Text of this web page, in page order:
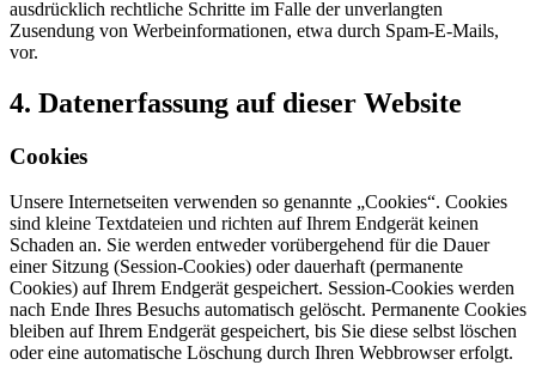
ausdrücklich rechtliche Schritte im Falle der unverlangten
Zusendung von Werbeinformationen, etwa durch Spam-E-Mails,
vor.
4. Datenerfassung auf dieser Website
Cookies
Unsere Internetseiten verwenden so genannte „Cookies“. Cookies
sind kleine Textdateien und richten auf Ihrem Endgerät keinen
Schaden an. Sie werden entweder vorübergehend für die Dauer
einer Sitzung (Session-Cookies) oder dauerhaft (permanente
Cookies) auf Ihrem Endgerät gespeichert. Session-Cookies werden
nach Ende Ihres Besuchs automatisch gelöscht. Permanente Cookies
bleiben auf Ihrem Endgerät gespeichert, bis Sie diese selbst löschen
oder eine automatische Löschung durch Ihren Webbrowser erfolgt.